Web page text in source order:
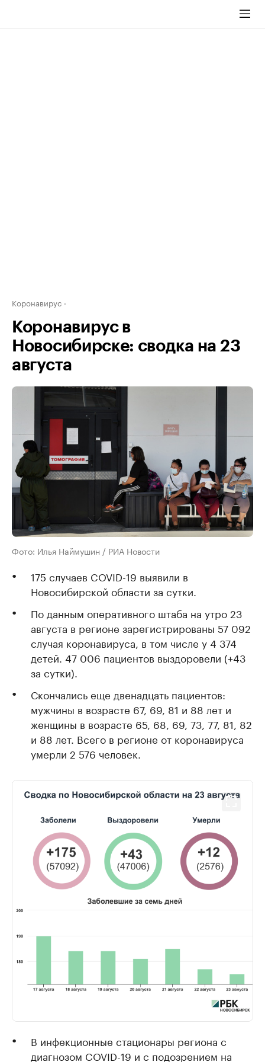
Коронавирус
Коронавирус в
Новосибирске: сводка на 23
августа
Фото: Илья Наймушин / РИА Новости
175 случаев COVID-19 выявили в
Новосибирской области за сутки.
По данным оперативного штаба на утро 23
августа в регионе зарегистрированы 57 092
случая коронавируса, в том числе у 4 374
детей. 47 006 пациентов выздоровели (+43
за сутки).
Скончались еще двенадцать пациентов:
мужчины в возрасте 67, 69, 81 и 88 лет и
женщины в возрасте 65, 68, 69, 73, 77, 81, 82
и 88 лет. Всего в регионе от коронавируса
умерли 2 576 человек.
В инфекционные стационары региона с
диагнозом COVID-19 и с подозрением на